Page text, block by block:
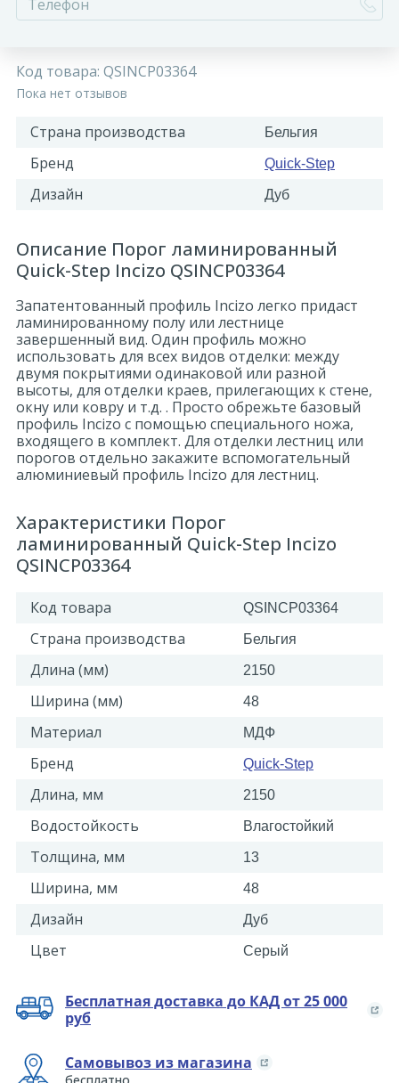
Код товара: QSINCP03364
Пока нет отзывов
Страна производства Бельгия
Бренд Quick-Step
Дизайн Дуб
Описание Порог ламинированный
Quick-Step Incizo QSINCP03364
Запатентованный профиль Incizo легко придаст
ламинированному полу или лестнице
завершенный вид. Один профиль можно
использовать для всех видов отделки: между
двумя покрытиями одинаковой или разной
высоты, для отделки краев, прилегающих к стене,
окну или ковру и т.д. . Просто обрежьте базовый
профиль Incizo с помощью специального ножа,
входящего в комплект. Для отделки лестниц или
порогов отдельно закажите вспомогательный
алюминиевый профиль Incizo для лестниц.
Характеристики Порог
ламинированный Quick-Step Incizo
QSINCP03364
Код товара QSINCP03364
Страна производства Бельгия
Длина (мм) 2150
Ширина (мм) 48
Материал МДФ
Бренд Quick-Step
Длина, мм 2150
Водостойкость Влагостойкий
Толщина, мм 13
Ширина, мм 48
Дизайн Дуб
Цвет Серый
Бесплатная доставка до КАД от 25 000
руб
Самовывоз из магазина